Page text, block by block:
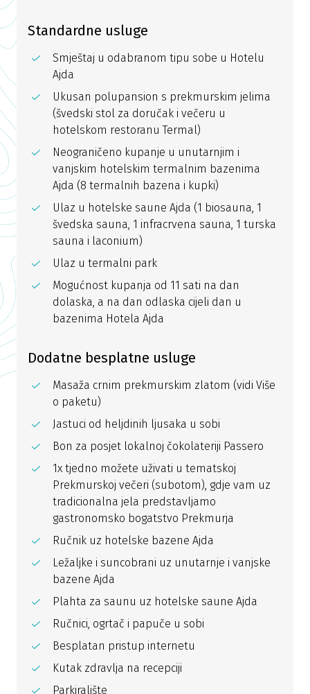
Standardne usluge
Smještaj u odabranom tipu sobe u Hotelu
Ajda
Ukusan polupansion s prekmurskim jelima
(švedski stol za doručak i večeru u
hotelskom restoranu Termal)
Neograničeno kupanje u unutarnjim i
vanjskim hotelskim termalnim bazenima
Ajda (8 termalnih bazena i kupki)
Ulaz u hotelske saune Ajda (1 biosauna, 1
švedska sauna, 1 infracrvena sauna, 1 turska
sauna i laconium)
Ulaz u termalni park
Mogućnost kupanja od 11 sati na dan
dolaska, a na dan odlaska cijeli dan u
bazenima Hotela Ajda
Dodatne besplatne usluge
Masaža crnim prekmurskim zlatom (vidi Više
o paketu)
Jastuci od heljdinih ljusaka u sobi
Bon za posjet lokalnoj čokolateriji Passero
1x tjedno možete uživati u tematskoj
Prekmurskoj večeri (subotom), gdje vam uz
tradicionalna jela predstavljamo
gastronomsko bogatstvo Prekmurja
Ručnik uz hotelske bazene Ajda
Ležaljke i suncobrani uz unutarnje i vanjske
bazene Ajda
Plahta za saunu uz hotelske saune Ajda
Ručnici, ogrtač i papuče u sobi
Besplatan pristup internetu
Kutak zdravlja na recepciji
Parkiralište